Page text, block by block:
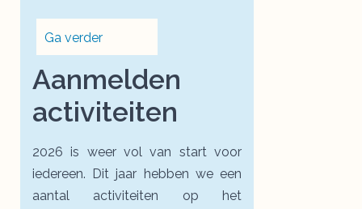
Ga verder
Aanmelden
activiteiten
2026 is weer vol van start voor
iedereen. Dit jaar hebben we een
aantal activiteiten op het